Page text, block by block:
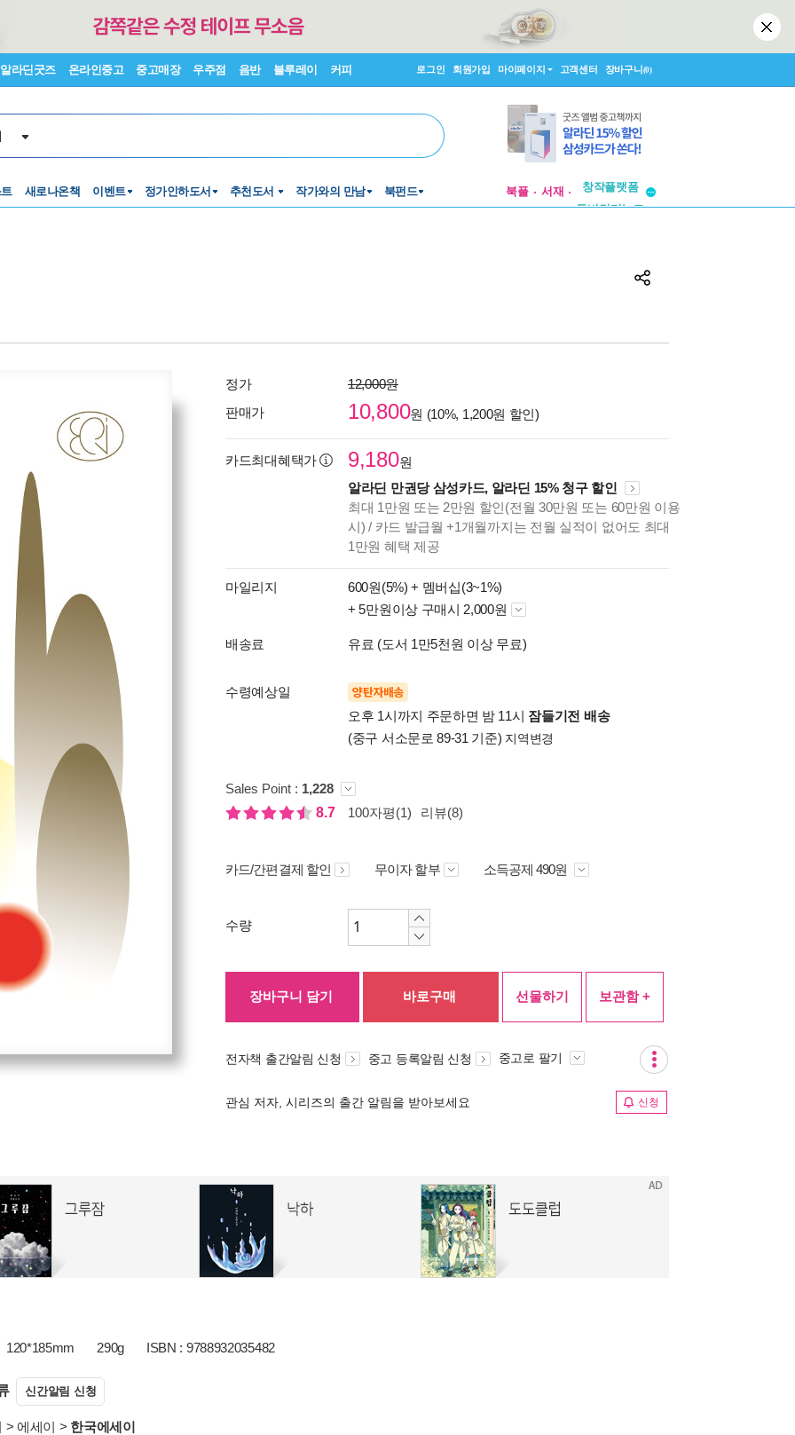
알라딘굿즈 온라인중고 중고매장 우주점 음반 블루레이 커피 로그인 회원가입 마이페이지 고객센터 장바구니(0)
새로나온책 이벤트 정가인하도서 추천도서 작가와의 만남 북펀드 북플 서재
투비컨티뉴드
정가
12,000원
판매가
10,800원 (10%, 1,200원 할인)
카드최대혜택가 9,180원
알라딘 만권당 삼성카드, 알라딘 15% 청구 할인
최대 1만원 또는 2만원 할인(전월 30만원 또는 60만원 이용
시) / 카드 발급월 +1개월까지는 전월 실적이 없어도 최대
1만원 혜택 제공
마일리지 600원(5%) + 멤버십(3~1%)
+ 5만원이상 구매시 2,000원
배송료 유료 (도서 1만5천원 이상 무료)
수령예상일 양탄자배송
오후 1시까지 주문하면 밤 11시 잠들기전 배송
(중구 서소문로 89-31 기준) 지역변경
Sales Point : 1,228
8.7
100자평(1) 리뷰(8)
카드/간편결제 할인 무이자 할부 소득공제 490원
수량
장바구니 담기 바로구매 선물하기 보관함 +
전자책 출간알림 신청 중고 등록알림 신청 중고로 팔기
관심 저자, 시리즈의 출간 알림을 받아보세요 신청
120*185mm 290g ISBN : 9788932035482
신간알림 신청
> 에세이 > 한국에세이